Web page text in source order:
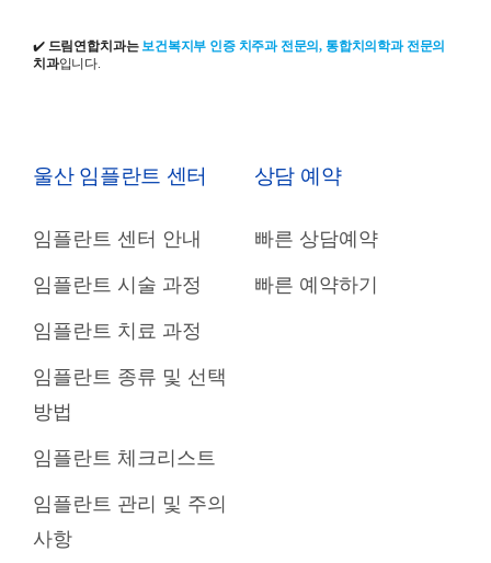
✔️ 드림연합치과는보건복지부 인증 치주과 전문의, 통합치의학과 전문의
치과입니다.
울산 임플란트 센터
임플란트 센터 안내
임플란트 시술 과정
임플란트 치료 과정
임플란트 종류 및 선택
방법
임플란트 체크리스트
임플란트 관리 및 주의
사항
상담 예약
빠른 상담예약
빠른 예약하기